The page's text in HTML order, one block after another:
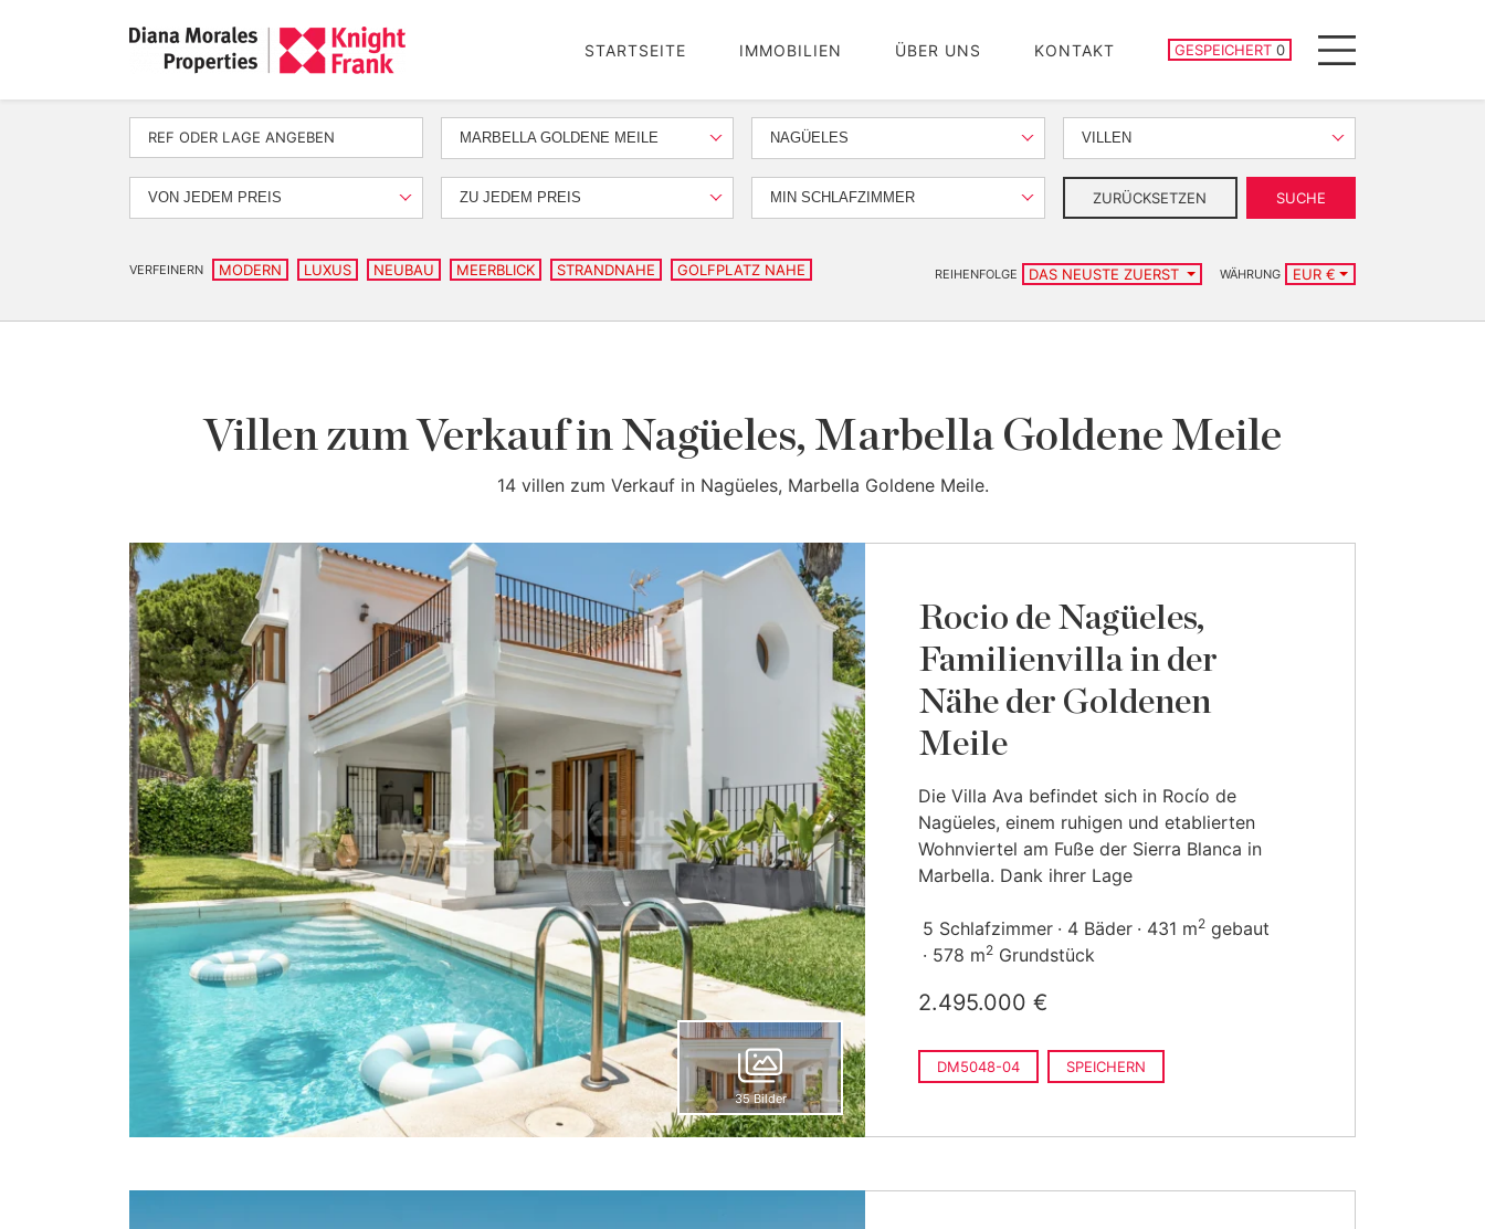
STARTSEITE IMMOBILIEN ÜBER UNS KONTAKT GESPEICHERT 0
GESPEICHERTE IMMOBILIEN
Menu
MARBELLA GOLDENE MEILE NAGÜELES VILLEN
VON JEDEM PREIS ZU JEDEM PREIS MIN SCHLAFZIMMER ZURÜCKSETZEN SUCHE
VERFEINERN MODERN LUXUS NEUBAU MEERBLICK STRANDNAHE GOLFPLATZ NAHE REIHENFOLGE DAS NEUSTE ZUERST WÄHRUNG EUR €
Villen zum Verkauf in Nagüeles, Marbella Goldene Meile
14 villen zum Verkauf in Nagüeles, Marbella Goldene Meile.
35 Bilder
Rocio de Nagüeles,
Familienvilla in der
Nähe der Goldenen
Meile
Die Villa Ava befindet sich in Rocío de
Nagüeles, einem ruhigen und etablierten
Wohnviertel am Fuße der Sierra Blanca in
Marbella. Dank ihrer Lage
5 Schlafzimmer 4 Bäder 431 m2 gebaut
578 m2 Grundstück
2.495.000 €
DM5048-04 SPEICHERN